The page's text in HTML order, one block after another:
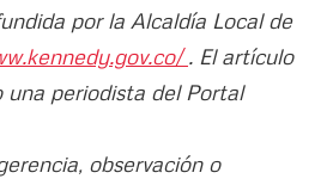
por la Alcaldía Local de
. El artículo
una periodista del Portal
observación o